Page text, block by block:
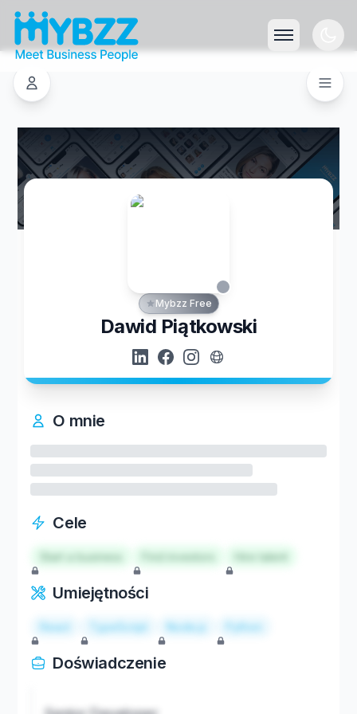
Mybzz Free
Dawid Piątkowski
O mnie
Cele
Start a business Hire talent
Umiejętności
React TypeScript Node.js Python
Doświadczenie